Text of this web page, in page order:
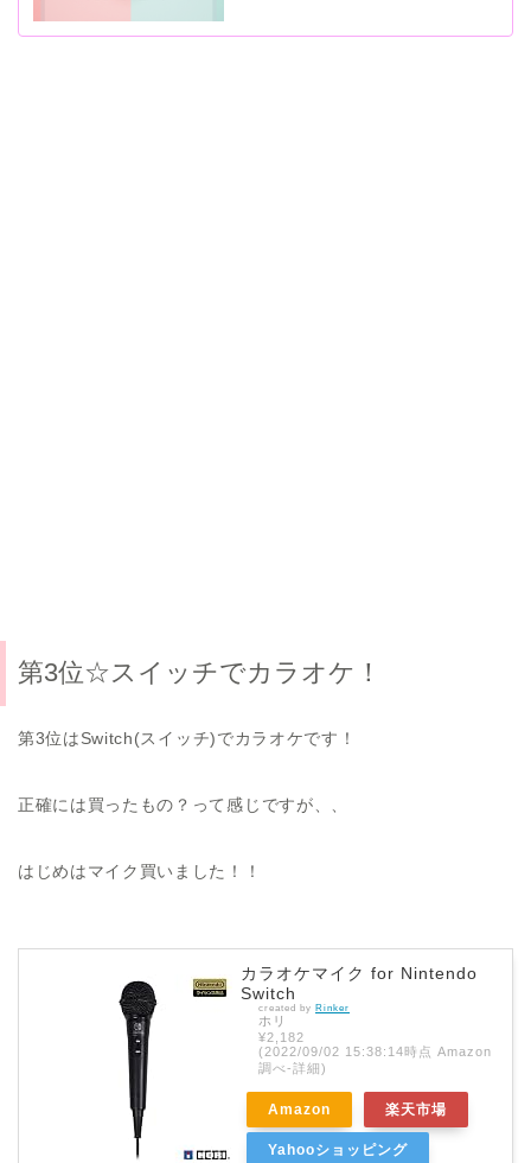
第3位☆スイッチでカラオケ！
第3位はSwitch(スイッチ)でカラオケです！
正確には買ったもの？って感じですが、、
はじめはマイク買いました！！
カラオケマイク for Nintendo
Switch
created by Rinker
ホリ
¥2,182
(2022/09/02 15:38:14時点 Amazon
調べ-詳細)
Amazon 楽天市場
Yahooショッピング